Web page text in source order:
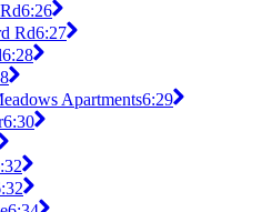
6:26
Rd6:27
6:28
Apartments6:29
6:30